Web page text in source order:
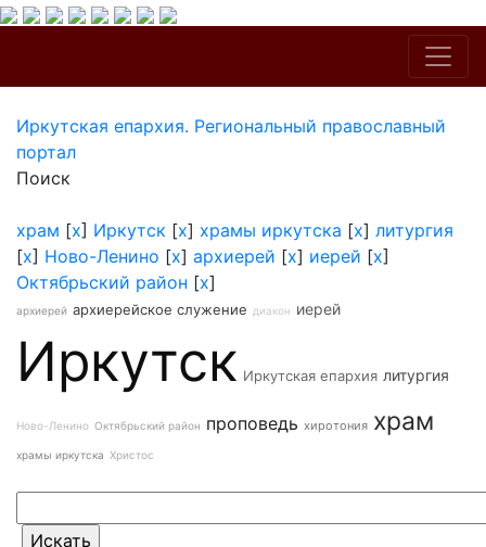
Иркутская епархия. Региональный православный
портал
Поиск
храм [x] Иркутск [x] храмы иркутска [x] литургия
[x] Ново-Ленино [x] архиерей [x] иерей [x]
Октябрьский район [x]
архиерей архиерейское служение диакон иерей
Иркутск Иркутская епархия литургия
Ново-Ленино Октябрьский район проповедь хиротония храм
храмы иркутска Христос